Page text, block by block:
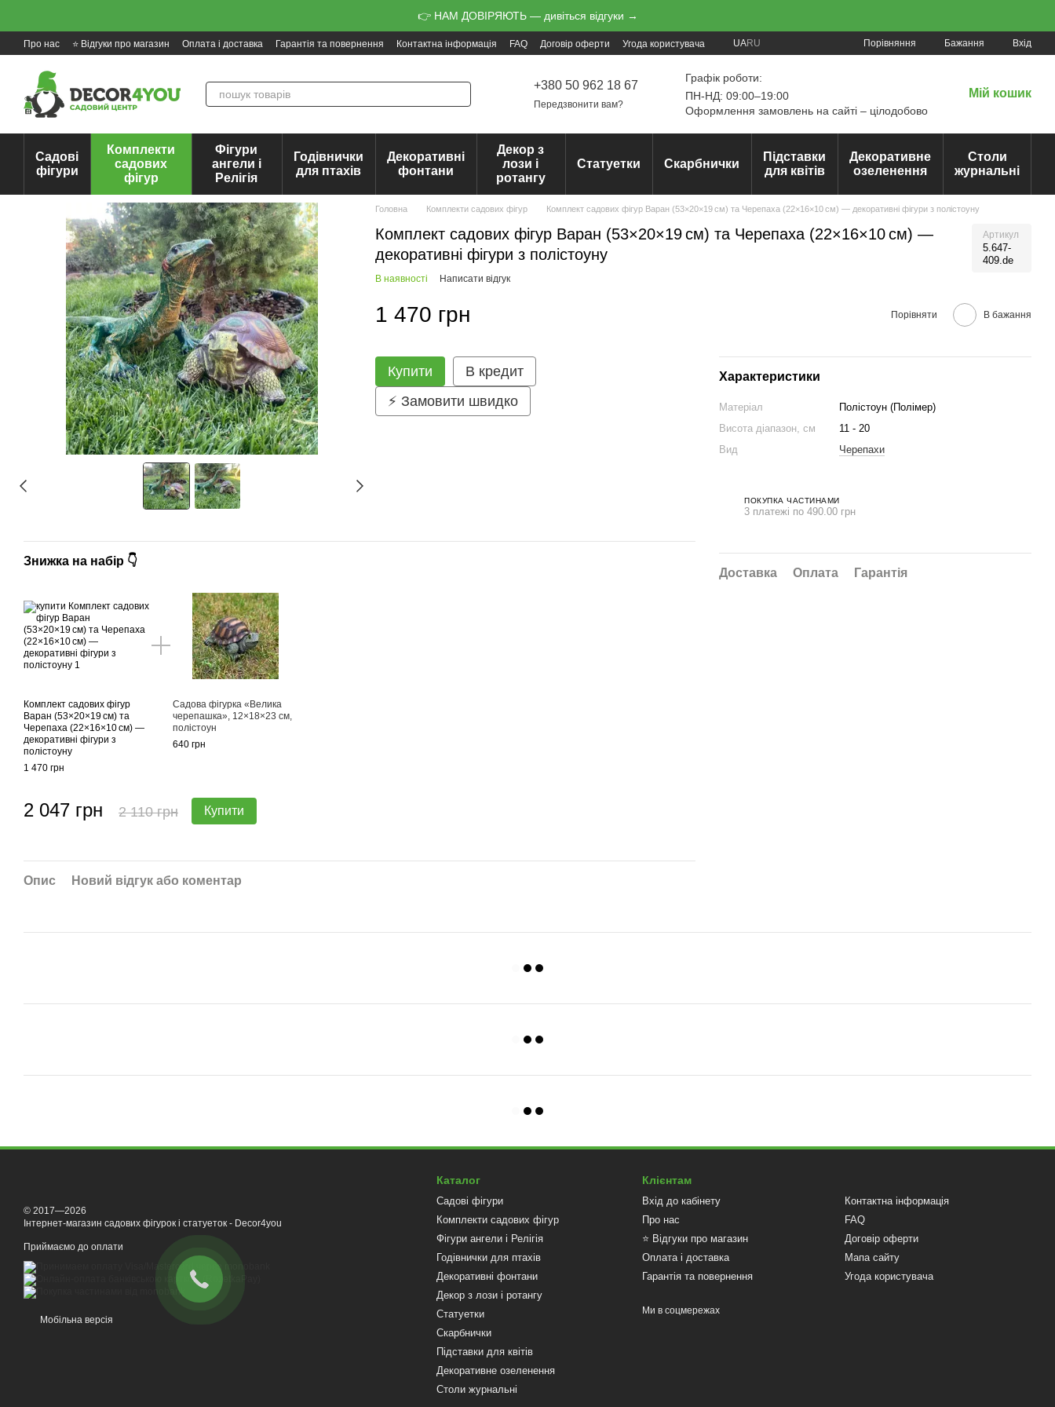
👉 НАМ ДОВІРЯЮТЬ — дивіться відгуки →
Про нас ⭐ Відгуки про магазин Оплата і доставка Гарантія та повернення Контактна інформація FAQ Договір оферти Угода користувача UARU Порівняння Бажання Вхід
+380 50 962 18 67
Передзвонити вам?
Графік роботи:
ПН-НД: 09:00–19:00
Оформлення замовлень на сайті – цілодобово
Мій кошик
Садові
фігури
Комплекти
садових
фігур
Фігури
ангели і
Релігія
Годівнички
для птахів
Декоративні
фонтани
Декор з
лози і
ротангу
Статуетки Скарбнички
Підставки
для квітів
Декоративне
озеленення
Столи
журнальні
Головна Комплекти садових фігур Комплект садових фігур Варан (53×20×19 см) та Черепаха (22×16×10 см) — декоративні фігури з полістоуну
Комплект садових фігур Варан (53×20×19 см) та Черепаха (22×16×10 см) —
декоративні фігури з полістоуну
Артикул
5.647-
409.de
В наявності Написати відгук
1 470 грн Порівняти В бажання
Купити
В кредит
⚡ Замовити швидко
Характеристики
Матеріал
Полістоун (Полімер)
Висота діапазон, см
11 - 20
Вид
Черепахи
ПОКУПКА ЧАСТИНАМИ
3 платежі по 490.00 грн
Доставка Оплата Гарантія
Знижка на набір 👇
Комплект садових фігур
Варан (53×20×19 см) та
Черепаха (22×16×10 см) —
декоративні фігури з
полістоуну
1 470 грн
Садова фігурка «Велика
черепашка», 12×18×23 см,
полістоун
640 грн
2 047 грн 2 110 грн Купити
Опис Новий відгук або коментар
© 2017—2026
Інтернет-магазин садових фігурок і статуеток - Decor4you
Приймаємо до оплати
Мобільна версія
Каталог
Садові фігури
Комплекти садових фігур
Фігури ангели і Релігія
Годівнички для птахів
Декоративні фонтани
Декор з лози і ротангу
Статуетки
Скарбнички
Підставки для квітів
Декоративне озеленення
Столи журнальні
Клієнтам
Вхід до кабінету
Про нас
⭐ Відгуки про магазин
Оплата і доставка
Гарантія та повернення
Контактна інформація
FAQ
Договір оферти
Мапа сайту
Угода користувача
Ми в соцмережах